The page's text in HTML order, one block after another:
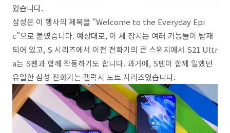
었습니다.
삼성은 이 행사의 제목을 "Welcome to the Everyday Epi
c"으로 붙였습니다. 예상대로, 이 세 장치는 여러 기능들이 탑재
되어 있고, S 시리즈에서 이전 전화기의 큰 스위치에서 S21 Ultr
a는 S펜과 함께 작동하기도 합니다. 과거에, S펜이 함께 일했던
유일한 삼성 전화기는 갤럭시 노트 시리즈였습니다.